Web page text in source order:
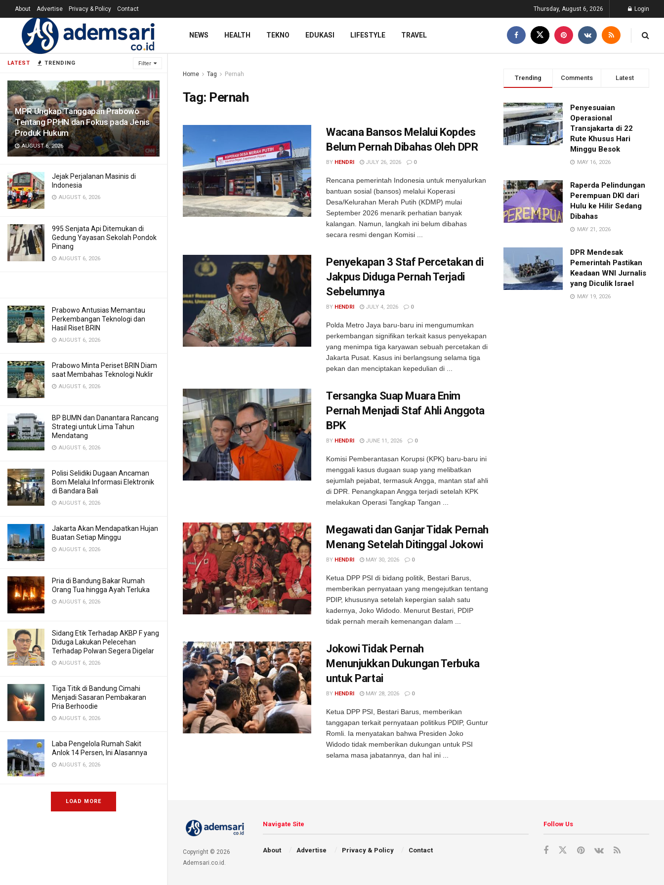
LATEST TRENDING Filter
MPR Ungkap Tanggapan Prabowo
Tentang PPHN dan Fokus pada Jenis
Produk Hukum
AUGUST 6, 2026
Jejak Perjalanan Masinis di
Indonesia
AUGUST 6, 2026
995 Senjata Api Ditemukan di
Gedung Yayasan Sekolah Pondok
Pinang
AUGUST 6, 2026
Prabowo Antusias Memantau
Perkembangan Teknologi dan
Hasil Riset BRIN
AUGUST 6, 2026
Prabowo Minta Periset BRIN Diam
saat Membahas Teknologi Nuklir
AUGUST 6, 2026
BP BUMN dan Danantara Rancang
Strategi untuk Lima Tahun
Mendatang
AUGUST 6, 2026
Polisi Selidiki Dugaan Ancaman
Bom Melalui Informasi Elektronik
di Bandara Bali
AUGUST 6, 2026
Jakarta Akan Mendapatkan Hujan
Buatan Setiap Minggu
AUGUST 6, 2026
Pria di Bandung Bakar Rumah
Orang Tua hingga Ayah Terluka
AUGUST 6, 2026
Sidang Etik Terhadap AKBP F yang
Diduga Lakukan Pelecehan
Terhadap Polwan Segera Digelar
AUGUST 6, 2026
Tiga Titik di Bandung Cimahi
Menjadi Sasaran Pembakaran
Pria Berhoodie
AUGUST 6, 2026
Laba Pengelola Rumah Sakit
Anlok 14 Persen, Ini Alasannya
AUGUST 6, 2026
LOAD MORE
About Advertise Privacy & Policy Contact Thursday, August 6, 2026 Login
NEWS HEALTH TEKNO EDUKASI LIFESTYLE TRAVEL
Home Tag Pernah
Tag: Pernah
Wacana Bansos Melalui Kopdes
Belum Pernah Dibahas Oleh DPR
BY HENDRI JULY 26, 2026 0
Rencana pemerintah Indonesia untuk menyalurkan
bantuan sosial (bansos) melalui Koperasi
Desa/Kelurahan Merah Putih (KDMP) mulai
September 2026 menarik perhatian banyak
kalangan. Namun, langkah ini belum dibahas
secara resmi dengan Komisi ...
Penyekapan 3 Staf Percetakan di
Jakpus Diduga Pernah Terjadi
Sebelumnya
BY HENDRI JULY 4, 2026 0
Polda Metro Jaya baru-baru ini mengumumkan
perkembangan signifikan terkait kasus penyekapan
yang menimpa tiga karyawan sebuah percetakan di
Jakarta Pusat. Kasus ini berlangsung selama tiga
pekan dan menciptakan kepedulian di ...
Tersangka Suap Muara Enim
Pernah Menjadi Staf Ahli Anggota
BPK
BY HENDRI JUNE 11, 2026 0
Komisi Pemberantasan Korupsi (KPK) baru-baru ini
menggali kasus dugaan suap yang melibatkan
sejumlah pejabat, termasuk Angga, mantan staf ahli
di DPR. Penangkapan Angga terjadi setelah KPK
melakukan Operasi Tangkap Tangan ...
Megawati dan Ganjar Tidak Pernah
Menang Setelah Ditinggal Jokowi
BY HENDRI MAY 30, 2026 0
Ketua DPP PSI di bidang politik, Bestari Barus,
memberikan pernyataan yang mengejutkan tentang
PDIP, khususnya setelah kepergian salah satu
kadernya, Joko Widodo. Menurut Bestari, PDIP
tidak pernah meraih kemenangan dalam ...
Jokowi Tidak Pernah
Menunjukkan Dukungan Terbuka
untuk Partai
BY HENDRI MAY 28, 2026 0
Ketua DPP PSI, Bestari Barus, memberikan
tanggapan terkait pernyataan politikus PDIP, Guntur
Romli. Ia menyatakan bahwa Presiden Joko
Widodo tidak memberikan dukungan untuk PSI
selama masa jabatannya, dan hal ini ...
Trending Comments Latest
Penyesuaian
Operasional
Transjakarta di 22
Rute Khusus Hari
Minggu Besok
MAY 16, 2026
Raperda Pelindungan
Perempuan DKI dari
Hulu ke Hilir Sedang
Dibahas
MAY 21, 2026
DPR Mendesak
Pemerintah Pastikan
Keadaan WNI Jurnalis
yang Diculik Israel
MAY 19, 2026
Copyright © 2026
Ademsari.co.id.
Navigate Site
About Advertise Privacy & Policy Contact
Follow Us